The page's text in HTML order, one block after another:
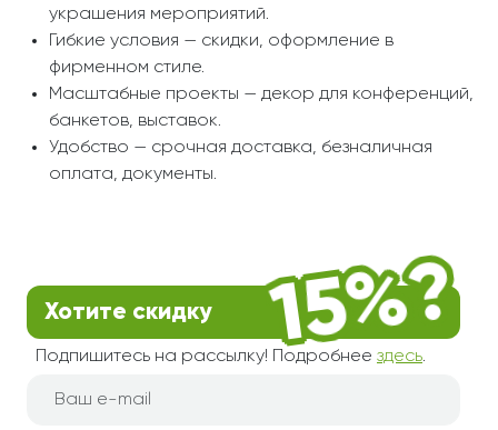
украшения мероприятий.
Гибкие условия — скидки, оформление в
фирменном стиле.
Масштабные проекты — декор для конференций,
банкетов, выставок.
Удобство — срочная доставка, безналичная
оплата, документы.
Хотите скидку
Подпишитесь на рассылку! Подробнее здесь.